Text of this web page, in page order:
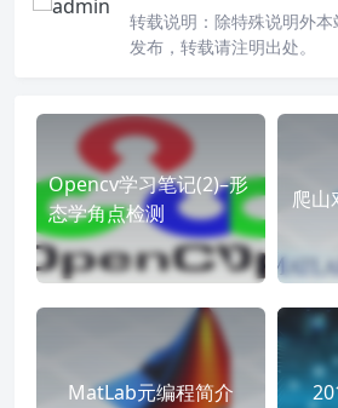
转载说明： 除特殊说明外
发布，转载请注明出处。
Opencv学习笔记(2)–形
态学角点检测
爬山
MatLab元编程简介